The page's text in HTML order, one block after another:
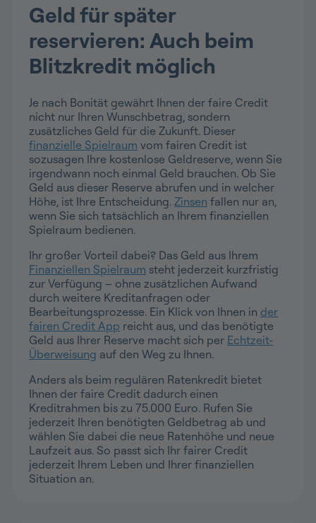
Geld für später
reservieren: Auch beim
Blitzkredit möglich
Je nach Bonität gewährt Ihnen der faire Credit
nicht nur Ihren Wunschbetrag, sondern
zusätzliches Geld für die Zukunft. Dieser
finanzielle Spielraum vom fairen Credit ist
sozusagen Ihre kostenlose Geldreserve, wenn Sie
irgendwann noch einmal Geld brauchen. Ob Sie
Geld aus dieser Reserve abrufen und in welcher
Höhe, ist Ihre Entscheidung. Zinsen fallen nur an,
wenn Sie sich tatsächlich an Ihrem finanziellen
Spielraum bedienen.
Ihr großer Vorteil dabei? Das Geld aus Ihrem
Finanziellen Spielraum steht jederzeit kurzfristig
zur Verfügung – ohne zusätzlichen Aufwand
durch weitere Kreditanfragen oder
Bearbeitungsprozesse. Ein Klick von Ihnen in der
fairen Credit App reicht aus, und das benötigte
Geld aus Ihrer Reserve macht sich per Echtzeit-
Überweisung auf den Weg zu Ihnen.
Anders als beim regulären Ratenkredit bietet
Ihnen der faire Credit dadurch einen
Kreditrahmen bis zu 75.000 Euro. Rufen Sie
jederzeit Ihren benötigten Geldbetrag ab und
wählen Sie dabei die neue Ratenhöhe und neue
Laufzeit aus. So passt sich Ihr fairer Credit
jederzeit Ihrem Leben und Ihrer finanziellen
Situation an.